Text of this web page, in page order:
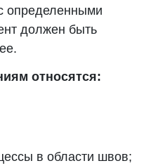
определенными
должен быть
относятся:
в области швов;